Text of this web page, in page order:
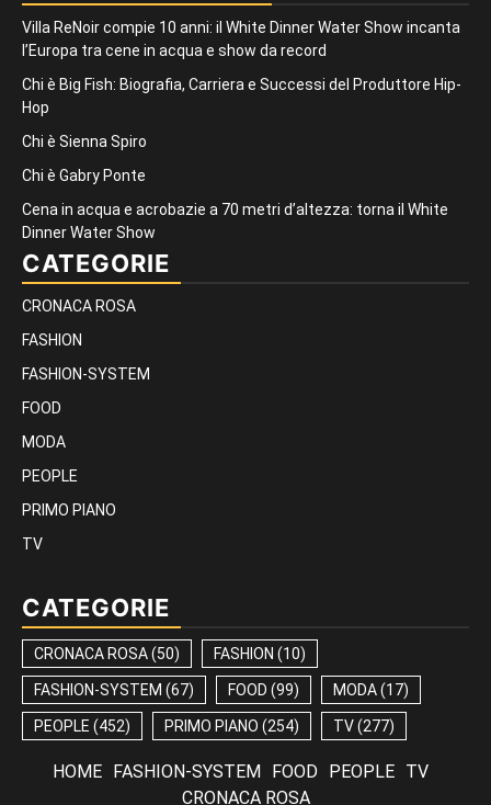
Villa ReNoir compie 10 anni: il White Dinner Water Show incanta
l’Europa tra cene in acqua e show da record
Chi è Big Fish: Biografia, Carriera e Successi del Produttore Hip-
Hop
Chi è Sienna Spiro
Chi è Gabry Ponte
Cena in acqua e acrobazie a 70 metri d’altezza: torna il White
Dinner Water Show
CATEGORIE
CRONACA ROSA
FASHION
FASHION-SYSTEM
FOOD
MODA
PEOPLE
PRIMO PIANO
TV
CATEGORIE
CRONACA ROSA(50) FASHION (10)
FASHION-SYSTEM (67) FOOD (99) MODA(17)
PEOPLE (452) PRIMO PIANO (254) TV(277)
HOME FASHION-SYSTEM FOOD PEOPLE
TV
CRONACA ROSA